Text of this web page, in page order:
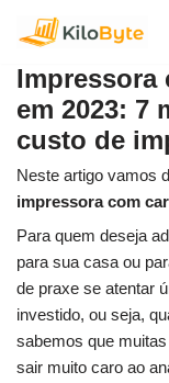
para
o
conteúdo
Impressora
em 2023: 7
custo de
Neste artigo vamos
impressora com
Para quem deseja
para sua casa ou
de praxe se atentar
investido, ou seja,
sabemos que
sair muito caro ao